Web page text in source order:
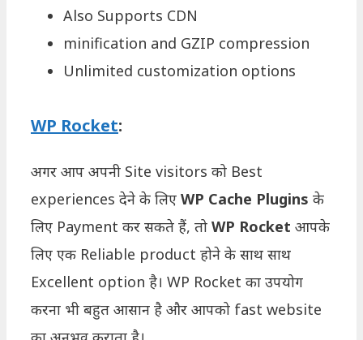
Also Supports CDN
minification and GZIP compression
Unlimited customization options
WP Rocket:
अगर आप अपनी Site visitors को Best
experiences देने के लिए WP Cache Plugins के
लिए Payment कर सकते हैं, तो WP Rocket आपके
लिए एक Reliable product होने के साथ साथ
Excellent option है। WP Rocket का उपयोग
करना भी बहुत आसान है और आपको fast website